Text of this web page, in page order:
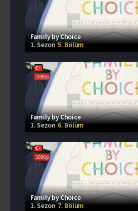
Family by Choice
1. Sezon5. Bölüm
1080p
Family by Choice
1. Sezon6. Bölüm
1080p
Family by Choice
1. Sezon7. Bölüm